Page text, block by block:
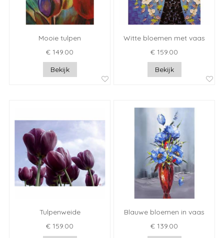
Mooie tulpen
€ 149.00
Bekijk
Witte bloemen met vaas
€ 159.00
Bekijk
Tulpenweide
€ 159.00
Blauwe bloemen in vaas
€ 139.00